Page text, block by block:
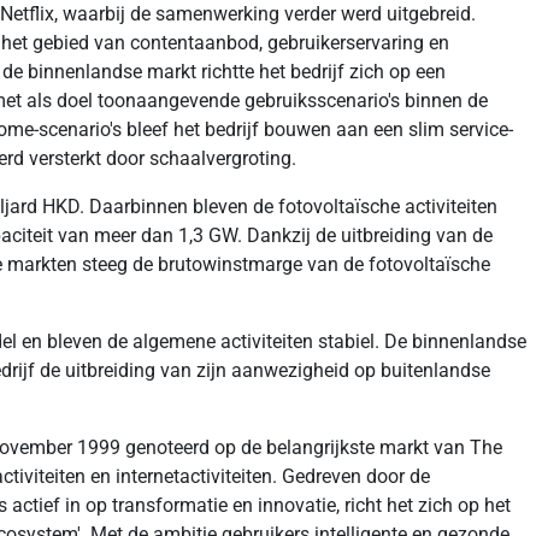
waarbij de samenwerking verder werd uitgebreid.
gebied van contentaanbod, gebruikerservaring en
binnenlandse markt richtte het bedrijf zich op een
als doel toonaangevende gebruiksscenario's binnen de
scenario's bleef het bedrijf bouwen aan een slim service-
versterkt door schaalvergroting.
HKD. Daarbinnen bleven de fotovoltaïsche activiteiten
van meer dan 1,3 GW. Dankzij de uitbreiding van de
steeg de brutowinstmarge van de fotovoltaïsche
en bleven de algemene activiteiten stabiel. De binnenlandse
de uitbreiding van zijn aanwezigheid op buitenlandse
1999 genoteerd op de belangrijkste markt van The
en internetactiviteiten. Gedreven door de
actief in op transformatie en innovatie, richt het zich op het